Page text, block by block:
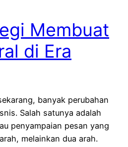
Membuat
di Era
banyak perubahan
Salah satunya adalah
penyampaian pesan yang
melainkan dua arah.